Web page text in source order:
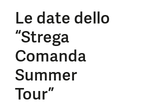
Le date dello
“Strega
Comanda
Summer
Tour”